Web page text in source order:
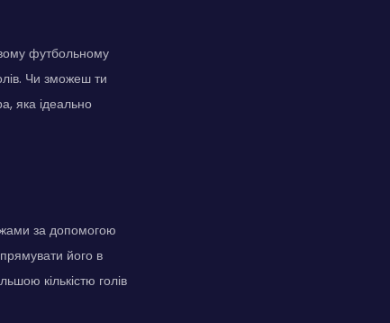
футбольному
Чи зможеш ти
яка ідеально
за допомогою
його в
кількістю голів